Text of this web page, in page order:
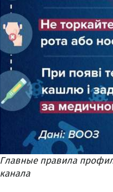
Главные правила
канала